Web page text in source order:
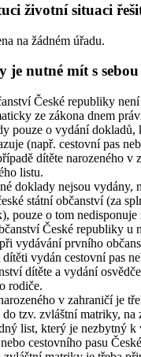
životní situaci
na žádném úřadu.
je nutné mít s sebou
České republiky
ze zákona dnem
pouze o vydání dokladů,
(např. cestovní pas
dítěte narozeného v
listu.
doklady nejsou vydány,
státní občanství (za
pouze o tom
České republiky u
vydávání prvního
vydán cestovní pas
dítěte a vydání
rodiče.
v zahraničí je
tzv. zvláštní matriky, na
list, který je nezbytný k
cestovního pasu